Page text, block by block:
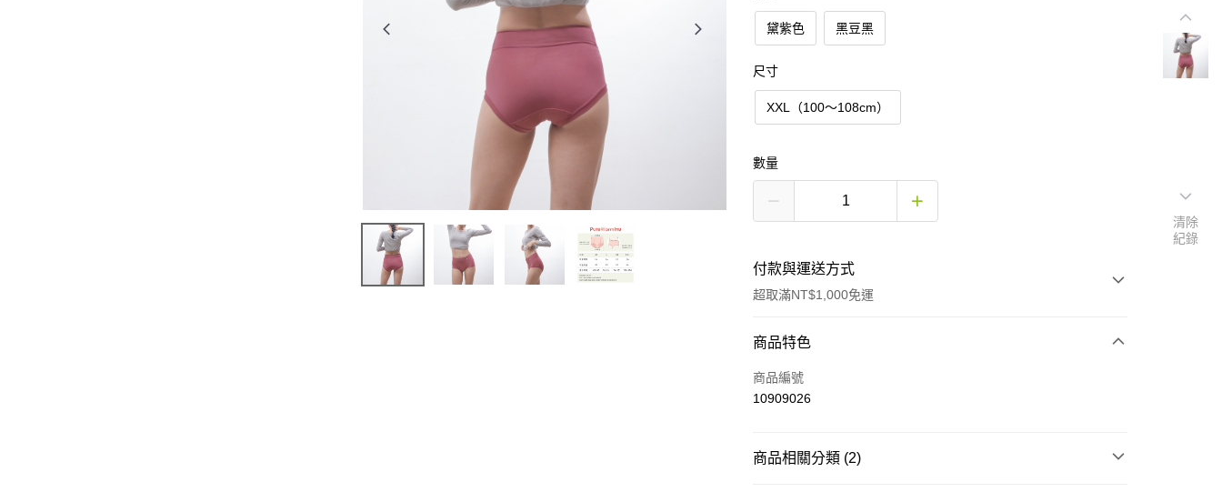
黛紫色 黑豆黑
尺寸
XXL（100～108cm）
數量
付款與運送方式
超取滿NT$1,000免運
付款方式
信用卡一次付款
商品特色
商品編號
10909026
商品相關分類 (2)
清除
紀錄